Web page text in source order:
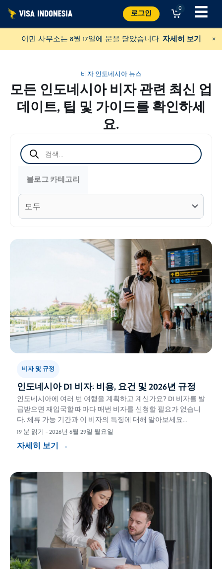
로
로그인
0 ☰
이민 사무소는 8월 17일에 문을 닫았습니다. 자세히 보기 ×
비자 인도네시아 뉴스
모든 인도네시아 비자 관련 최신 업
데이트, 팁 및 가이드를 확인하세
요.
제
품
검
블로그 카테고리
비자 및 규정
인도네시아 D1 비자: 비용, 요건 및 2026년 규정
인도네시아에 여러 번 여행을 계획하고 계신가요? D1 비자를 발
급받으면 재입국할 때마다 매번 비자를 신청할 필요가 없습니
다. 체류 가능 기간과 이 비자의 특징에 대해 알아보세요…
19 분 읽기 -2026년 6월 29일 월요일
자세히 보기 →
빌라 키티에 기부하기